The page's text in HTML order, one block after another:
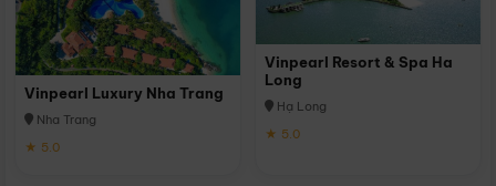
Vinpearl Luxury Nha Trang
Nha Trang
★ 5.0
Vinpearl Resort & Spa Ha
Long
Hạ Long
★ 5.0